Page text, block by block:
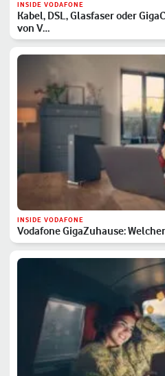
INSIDE VODAFONE
Kabel, DSL, Glasfaser oder
von V…
INSIDE VODAFONE
Vodafone GigaZuhause: